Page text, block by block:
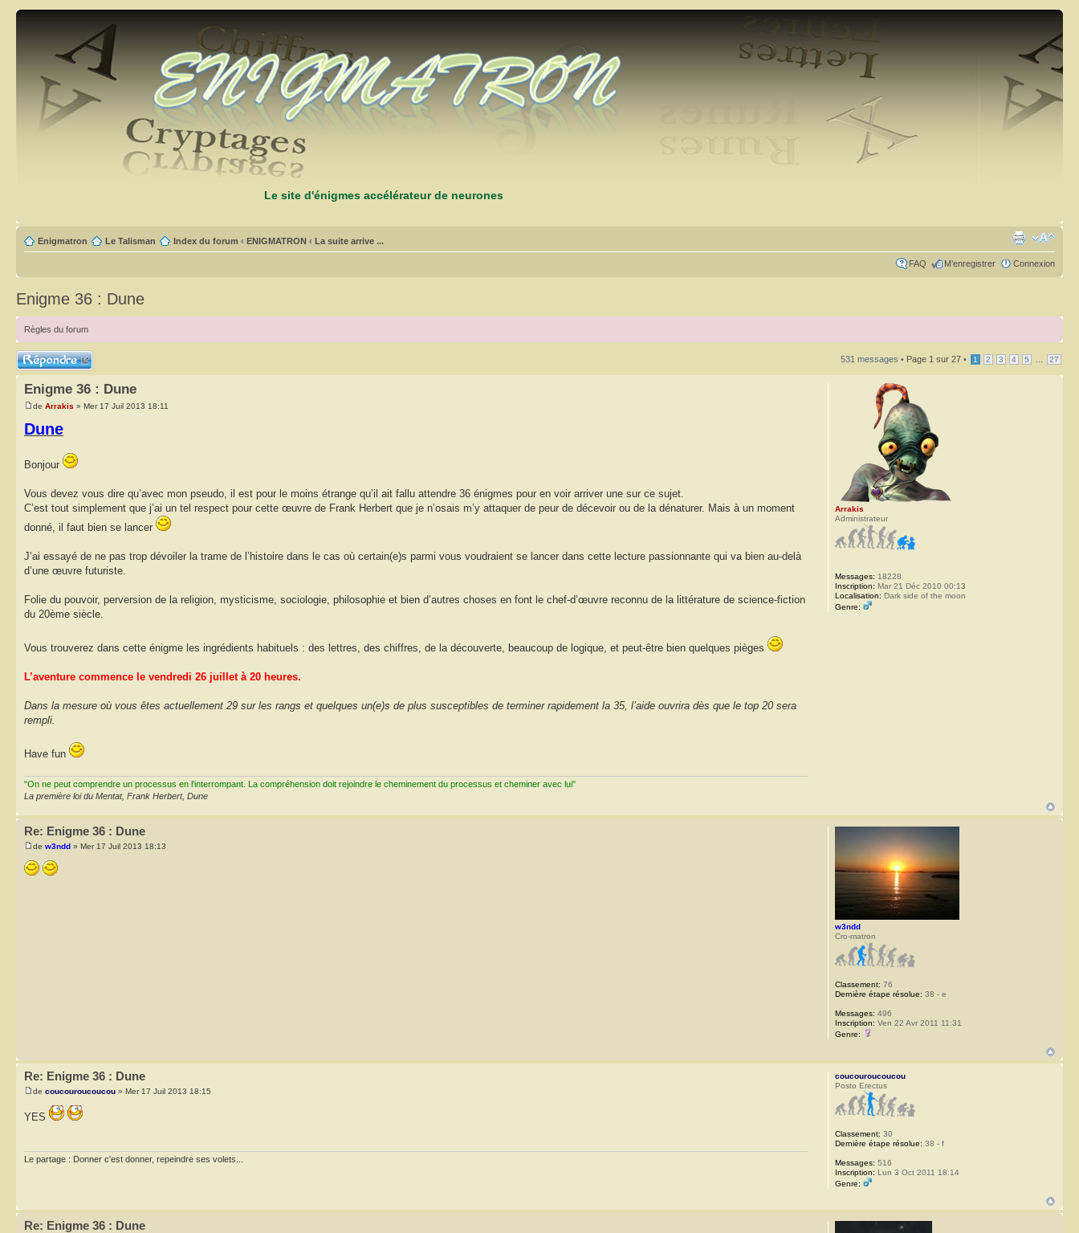
Le site d'énigmes accélérateur de neurones
Enigmatron Le Talisman Index du forum ‹ ENIGMATRON ‹ La suite arrive ...
FAQ M’enregistrer Connexion
Enigme 36 : Dune
Règles du forum
Répondre 531 messages • Page 1 sur 27 • 1 2 3 4 5 27
Enigme 36 : Dune
de Arrakis » Mer 17 Juil 2013 18:11
Dune
Bonjour
Vous devez vous dire qu’avec mon pseudo, il est pour le moins étrange qu’il ait fallu attendre 36 énigmes pour en voir arriver une sur ce sujet.
C’est tout simplement que j’ai un tel respect pour cette œuvre de Frank Herbert que je n’osais m’y attaquer de peur de décevoir ou de la dénaturer. Mais à un moment
donné, il faut bien se lancer
J’ai essayé de ne pas trop dévoiler la trame de l’histoire dans le cas où certain(e)s parmi vous voudraient se lancer dans cette lecture passionnante qui va bien au-delà
d’une œuvre futuriste.
Folie du pouvoir, perversion de la religion, mysticisme, sociologie, philosophie et bien d’autres choses en font le chef-d’œuvre reconnu de la littérature de science-fiction
du 20ème siècle.
Vous trouverez dans cette énigme les ingrédients habituels : des lettres, des chiffres, de la découverte, beaucoup de logique, et peut-être bien quelques pièges
L’aventure commence le vendredi 26 juillet à 20 heures.
Dans la mesure où vous êtes actuellement 29 sur les rangs et quelques un(e)s de plus susceptibles de terminer rapidement la 35, l’aide ouvrira dès que le top 20 sera
rempli.
Have fun
"On ne peut comprendre un processus en l'interrompant. La compréhension doit rejoindre le cheminement du processus et cheminer avec lui"
La première loi du Mentat, Frank Herbert, Dune
Arrakis
Administrateur
Messages: 18228
Inscription: Mar 21 Déc 2010 00:13
Localisation: Dark side of the moon
Genre:
Re: Enigme 36 : Dune
de w3ndd » Mer 17 Juil 2013 18:13
w3ndd
Cro-matron
Classement: 76
Dernière étape résolue: 38 - e
Messages: 496
Inscription: Ven 22 Avr 2011 11:31
Genre:
Re: Enigme 36 : Dune
de coucouroucoucou » Mer 17 Juil 2013 18:15
YES
Le partage : Donner c'est donner, repeindre ses volets...
coucouroucoucou
Posto Erectus
Classement: 30
Dernière étape résolue: 38 - f
Messages: 516
Inscription: Lun 3 Oct 2011 18:14
Genre:
Re: Enigme 36 : Dune